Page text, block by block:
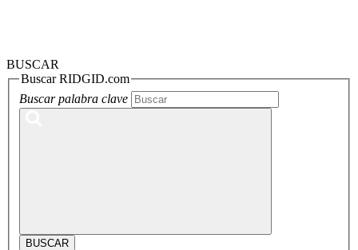
BUSCAR
Buscar RIDGID.com
Buscar palabra clave
BUSCAR